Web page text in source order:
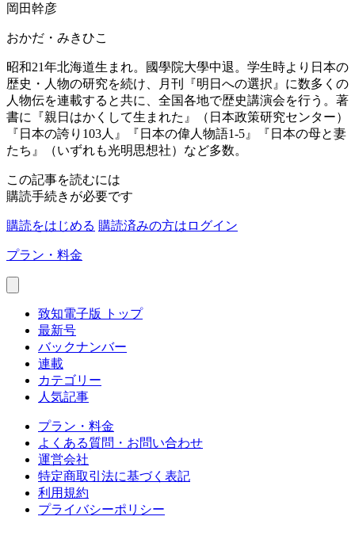
岡田幹彦
おかだ・みきひこ
昭和21年北海道生まれ。國學院大學中退。学生時より日本の
歴史・人物の研究を続け、月刊『明日への選択』に数多くの
人物伝を連載すると共に、全国各地で歴史講演会を行う。著
書に『親日はかくして生まれた』（日本政策研究センター）
『日本の誇り103人』『日本の偉人物語1-5』『日本の母と妻
たち』（いずれも光明思想社）など多数。
この記事を読むには
購読手続きが必要です
購読をはじめる 購読済みの方はログイン
プラン・料金
致知電子版 トップ
最新号
バックナンバー
連載
カテゴリー
人気記事
プラン・料金
よくある質問・お問い合わせ
運営会社
特定商取引法に基づく表記
利用規約
プライバシーポリシー